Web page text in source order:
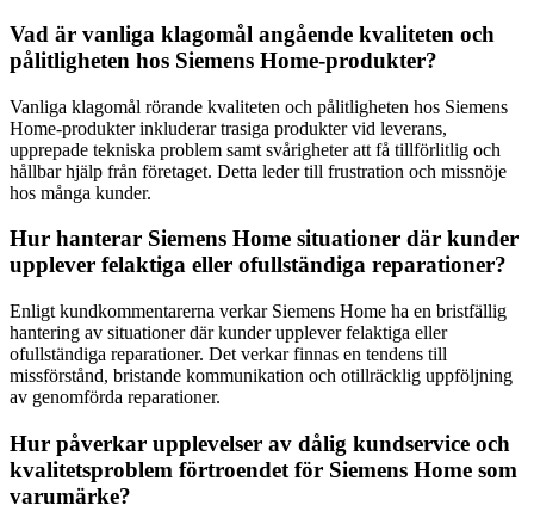
Vad är vanliga klagomål angående kvaliteten och
pålitligheten hos Siemens Home-produkter?
Vanliga klagomål rörande kvaliteten och pålitligheten hos Siemens
Home-produkter inkluderar trasiga produkter vid leverans,
upprepade tekniska problem samt svårigheter att få tillförlitlig och
hållbar hjälp från företaget. Detta leder till frustration och missnöje
hos många kunder.
Hur hanterar Siemens Home situationer där kunder
upplever felaktiga eller ofullständiga reparationer?
Enligt kundkommentarerna verkar Siemens Home ha en bristfällig
hantering av situationer där kunder upplever felaktiga eller
ofullständiga reparationer. Det verkar finnas en tendens till
missförstånd, bristande kommunikation och otillräcklig uppföljning
av genomförda reparationer.
Hur påverkar upplevelser av dålig kundservice och
kvalitetsproblem förtroendet för Siemens Home som
varumärke?